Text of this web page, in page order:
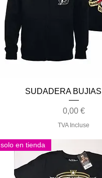
Aperçu rapide
SUDADERA
Prix
0,00 €
TVA Incluse
solo en tienda